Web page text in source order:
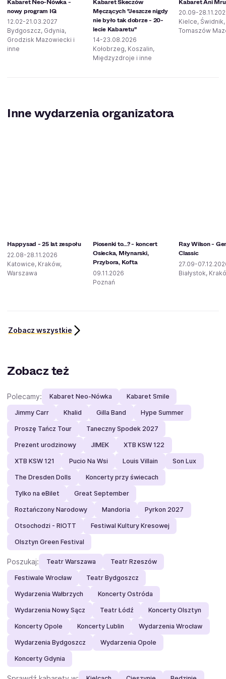
nowy program IQ
12.02-21.03.2027
Bydgoszcz, Gdynia,
Grodzisk Mazowiecki i
inne
Męczących "Jeszcze nigdy
nie było tak dobrze - 20-
lecie Kabaretu"
14-23.08.2026
Kołobrzeg, Koszalin,
Międzyzdroje i inne
20.09-
Kielce, Świdnik,
Tomaszów
Inne wydarzenia organizatora
Happysad - 25 lat zespołu
22.08-28.11.2026
Katowice, Kraków,
Warszawa
Piosenki to...? - koncert
Osiecka, Młynarski,
Przybora, Kofta
09.11.2026
Poznań
Ray Wilson -
Classic
27.09-
Białystok,
Zobacz wszystkie
Zobacz też
Polecamy: Kabaret Neo-Nówka Kabaret Smile
Jimmy Carr Khalid Gilla Band Hype Summer
Proszę Tańcz Tour Taneczny Spodek 2027
Prezent urodzinowy JIMEK XTB KSW 122
XTB KSW 121 Pucio Na Wsi Louis Villain Son Lux
The Dresden Dolls Koncerty przy świecach
Tylko na eBilet Great September
Roztańczony Narodowy Mandoria Pyrkon 2027
Otsochodzi - RIOTT Festiwal Kultury Kresowej
Olsztyn Green Festival
Poszukaj: Teatr Warszawa Teatr Rzeszów
Festiwale Wrocław Teatr Bydgoszcz
Wydarzenia Wałbrzych Koncerty Ostróda
Wydarzenia Nowy Sącz Teatr Łódź Koncerty Olsztyn
Koncerty Opole Koncerty Lublin Wydarzenia Wrocław
Wydarzenia Bydgoszcz Wydarzenia Opole
Koncerty Gdynia